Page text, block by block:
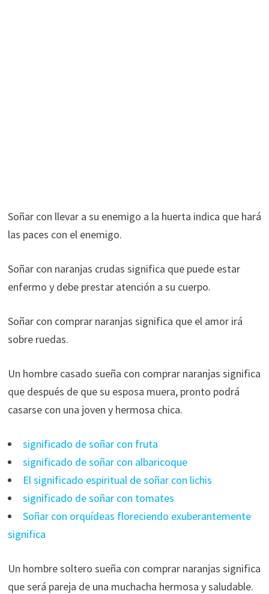
Soñar con llevar a su enemigo a la huerta indica que hará
las paces con el enemigo.
Soñar con naranjas crudas significa que puede estar
enfermo y debe prestar atención a su cuerpo.
Soñar con comprar naranjas significa que el amor irá
sobre ruedas.
Un hombre casado sueña con comprar naranjas significa
que después de que su esposa muera, pronto podrá
casarse con una joven y hermosa chica.
significado de soñar con fruta
significado de soñar con albaricoque
El significado espiritual de soñar con lichis
significado de soñar con tomates
Soñar con orquídeas floreciendo exuberantemente
significa
Un hombre soltero sueña con comprar naranjas significa
que será pareja de una muchacha hermosa y saludable.